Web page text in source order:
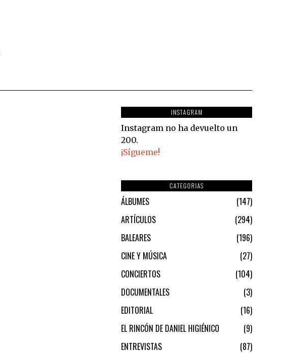
INSTAGRAM
Instagram no ha devuelto un
200.
¡Sígueme!
CATEGORIAS
ÁLBUMES
147
ARTÍCULOS
294
BALEARES
196
CINE Y MÚSICA
27
CONCIERTOS
104
DOCUMENTALES
3
EDITORIAL
16
EL RINCÓN DE DANIEL HIGIÉNICO
9
ENTREVISTAS
87